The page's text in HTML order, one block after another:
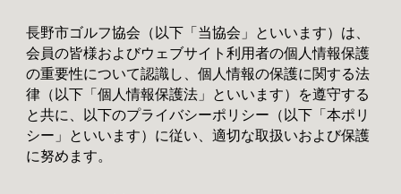
長野市ゴルフ協会（以下「当協会」といいます）は、
会員の皆様およびウェブサイト利用者の個人情報保護
の重要性について認識し、個人情報の保護に関する法
律（以下「個人情報保護法」といいます）を遵守する
と共に、以下のプライバシーポリシー（以下「本ポリ
シー」といいます）に従い、適切な取扱いおよび保護
に努めます。